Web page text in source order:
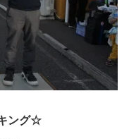
ング☆